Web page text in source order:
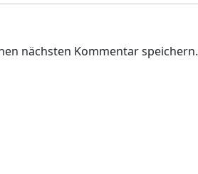
nächsten Kommentar speichern.